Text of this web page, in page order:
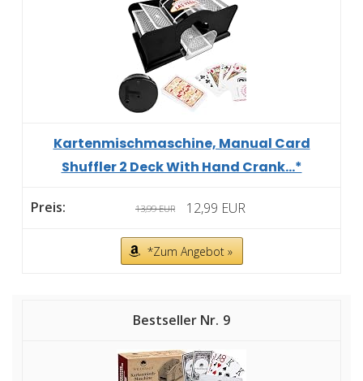
Kartenmischmaschine, Manual Card
Shuffler 2 Deck With Hand Crank...*
13,99 EUR 12,99 EUR
*Zum Angebot »
9